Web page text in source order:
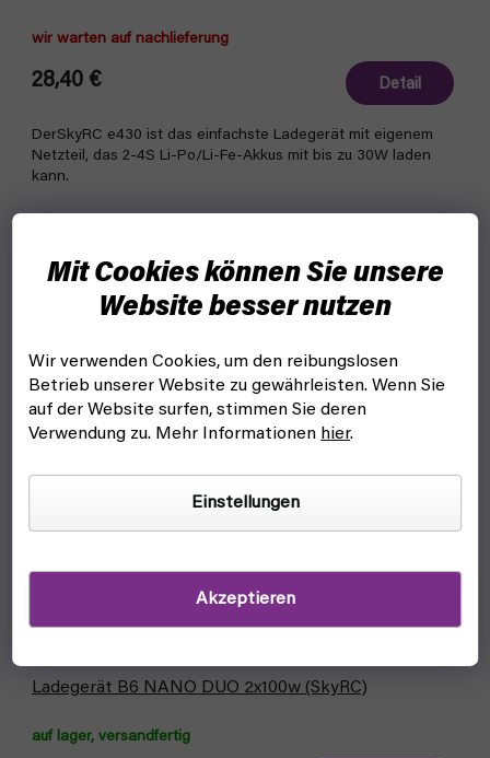
Mit Cookies können Sie unsere
Website besser nutzen
Wir verwenden Cookies, um den reibungslosen
Betrieb unserer Website zu gewährleisten. Wenn Sie
auf der Website surfen, stimmen Sie deren
Verwendung zu. Mehr Informationen hier.
Einstellungen
Akzeptieren
wir warten auf nachlieferung
28,40 € Detail
DerSkyRC e430 ist das einfachste Ladegerät mit eigenem
Netzteil, das 2-4S Li-Po/Li-Fe-Akkus mit bis zu 30W laden
kann.
Ladegerät B6 NANO DUO 2x100w (SkyRC)
auf lager, versandfertig